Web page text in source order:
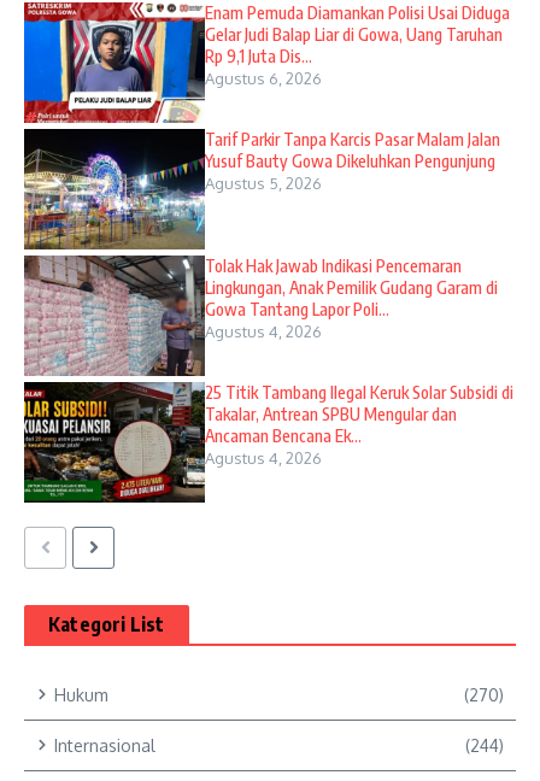
Enam Pemuda Diamankan Polisi Usai Diduga
Gelar Judi Balap Liar di Gowa, Uang Taruhan
Rp 9,1 Juta Dis...
Agustus 6, 2026
Tarif Parkir Tanpa Karcis Pasar Malam Jalan
Yusuf Bauty Gowa Dikeluhkan Pengunjung
Agustus 5, 2026
Tolak Hak Jawab Indikasi Pencemaran
Lingkungan, Anak Pemilik Gudang Garam di
Gowa Tantang Lapor Poli...
Agustus 4, 2026
25 Titik Tambang Ilegal Keruk Solar Subsidi di
Takalar, Antrean SPBU Mengular dan
Ancaman Bencana Ek...
Agustus 4, 2026
Kategori List
Hukum (270)
Internasional (244)